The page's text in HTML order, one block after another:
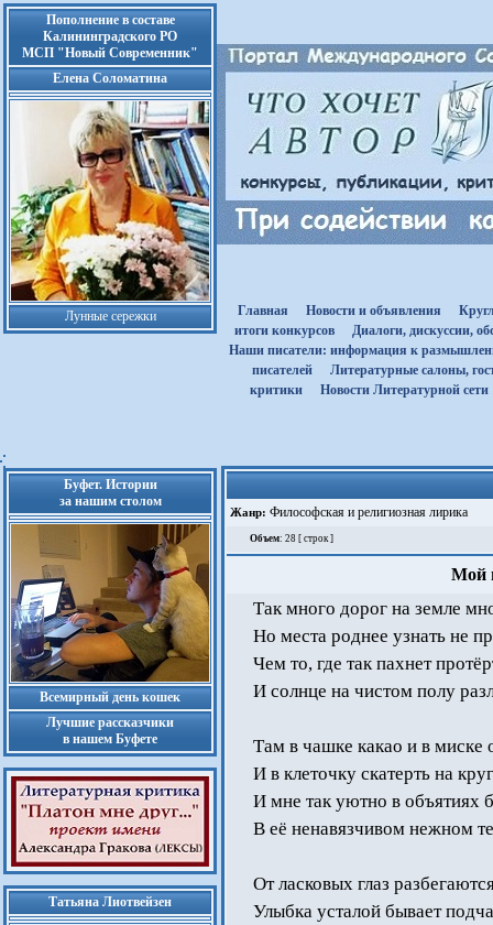
Пополнение в составе
Калининградского РО
МСП "Новый Современник"
Елена Соломатина
Лунные сережки Главная Новости и объявления
итоги конкурсов
Диалоги, дискуссии,
Наши писатели: информация к
писателей
Литературные салоны,
критики
Новости Литературной сети
Буфет. Истории
за нашим столом
Всемирный день кошек
Лучшие рассказчики
в нашем Буфете
Татьяна Лиотвейзен
Жанр: Философская и религиозная лирика
Объем: 28 [ строк ]
Мой
Так много дорог на земле
Но места роднее узнать не
Чем то, где так пахнет
И солнце на чистом полу
Там в чашке какао и в миске
И в клеточку скатерть на
И мне так уютно в объятиях
В её ненавязчивом нежном
От ласковых глаз
Улыбка усталой бывает